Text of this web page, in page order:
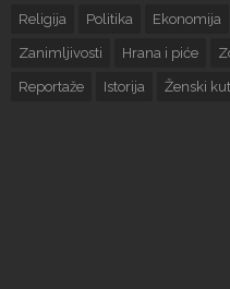
Religija Politika Ekonomija
Zanimljivosti Hrana i piće
Reportaže Istorija Ženski